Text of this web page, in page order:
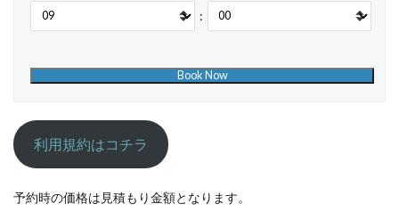
:
利用規約はコチラ
予約時の価格は見積もり金額となります。